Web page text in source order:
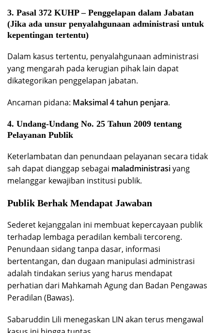
3. Pasal 372 KUHP – Penggelapan dalam Jabatan
(Jika ada unsur penyalahgunaan administrasi untuk
kepentingan tertentu)
Dalam kasus tertentu, penyalahgunaan administrasi
yang mengarah pada kerugian pihak lain dapat
dikategorikan penggelapan jabatan.
Ancaman pidana: Maksimal 4 tahun penjara.
4. Undang-Undang No. 25 Tahun 2009 tentang
Pelayanan Publik
Keterlambatan dan penundaan pelayanan secara tidak
sah dapat dianggap sebagai maladministrasiyang
melanggar kewajiban institusi publik.
Publik Berhak Mendapat Jawaban
Sederet kejanggalan ini membuat kepercayaan publik
terhadap lembaga peradilan kembali tercoreng.
Penundaan sidang tanpa dasar, informasi
bertentangan, dan dugaan manipulasi administrasi
adalah tindakan serius yang harus mendapat
perhatian dari Mahkamah Agung dan Badan Pengawas
Peradilan (Bawas).
Sabaruddin Lili menegaskan LIN akan terus mengawal